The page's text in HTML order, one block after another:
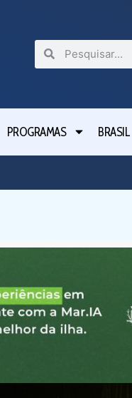
PROGRAMAS BRASIL